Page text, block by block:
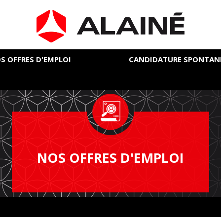
OFFRES D'EMPLOI CANDIDATURE
NOS OFFRES D'EMPLOI